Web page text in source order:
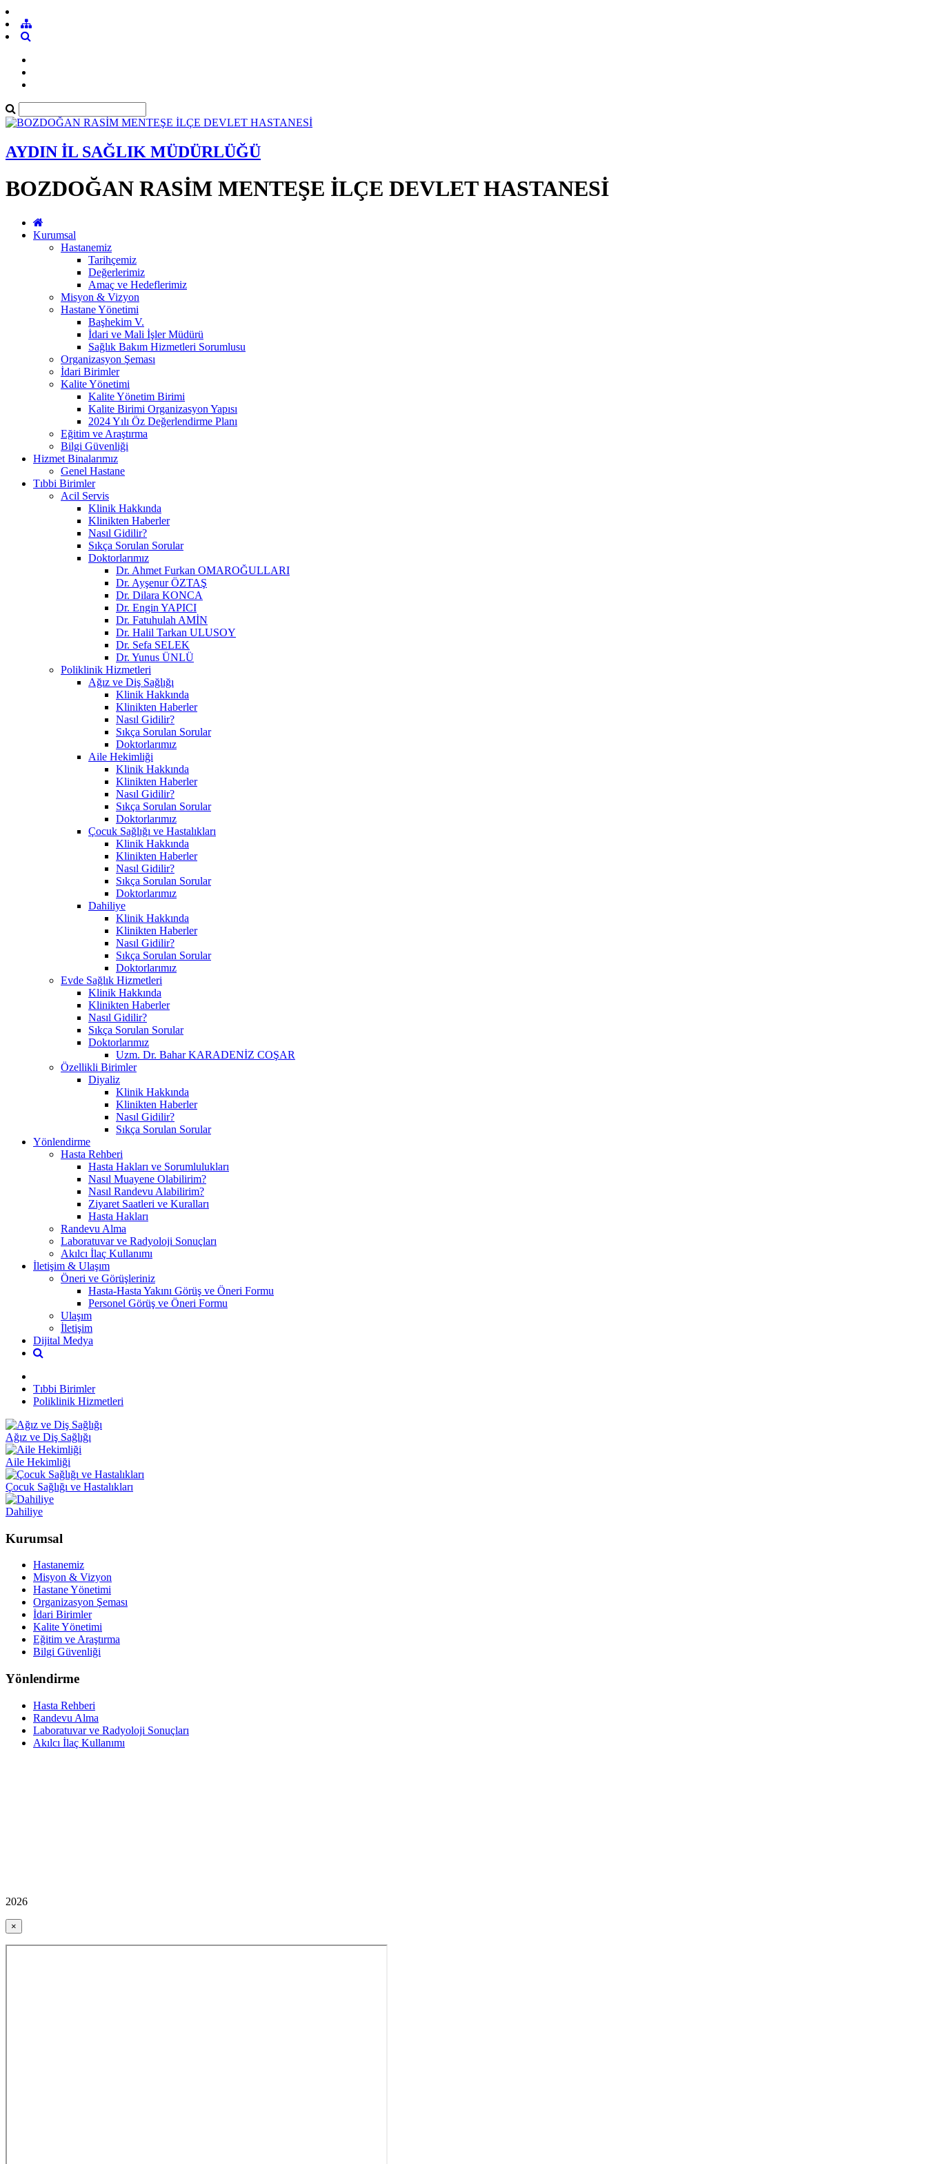
AYDIN İL SAĞLIK MÜDÜRLÜĞÜ
BOZDOĞAN RASİM MENTEŞE İLÇE DEVLET HASTANESİ
Kurumsal
Hastanemiz
Tarihçemiz
Değerlerimiz
Amaç ve Hedeflerimiz
Misyon & Vizyon
Hastane Yönetimi
Başhekim V.
İdari ve Mali İşler Müdürü
Sağlık Bakım Hizmetleri Sorumlusu
Organizasyon Şeması
İdari Birimler
Kalite Yönetimi
Kalite Yönetim Birimi
Kalite Birimi Organizasyon Yapısı
2024 Yılı Öz Değerlendirme Planı
Eğitim ve Araştırma
Bilgi Güvenliği
Hizmet Binalarımız
Genel Hastane
Tıbbi Birimler
Acil Servis
Klinik Hakkında
Klinikten Haberler
Nasıl Gidilir?
Sıkça Sorulan Sorular
Doktorlarımız
Dr. Ahmet Furkan OMAROĞULLARI
Dr. Ayşenur ÖZTAŞ
Dr. Dilara KONCA
Dr. Engin YAPICI
Dr. Fatuhulah AMİN
Dr. Halil Tarkan ULUSOY
Dr. Sefa SELEK
Dr. Yunus ÜNLÜ
Poliklinik Hizmetleri
Ağız ve Diş Sağlığı
Klinik Hakkında
Klinikten Haberler
Nasıl Gidilir?
Sıkça Sorulan Sorular
Doktorlarımız
Aile Hekimliği
Klinik Hakkında
Klinikten Haberler
Nasıl Gidilir?
Sıkça Sorulan Sorular
Doktorlarımız
Çocuk Sağlığı ve Hastalıkları
Klinik Hakkında
Klinikten Haberler
Nasıl Gidilir?
Sıkça Sorulan Sorular
Doktorlarımız
Dahiliye
Klinik Hakkında
Klinikten Haberler
Nasıl Gidilir?
Sıkça Sorulan Sorular
Doktorlarımız
Evde Sağlık Hizmetleri
Klinik Hakkında
Klinikten Haberler
Nasıl Gidilir?
Sıkça Sorulan Sorular
Doktorlarımız
Uzm. Dr. Bahar KARADENİZ COŞAR
Özellikli Birimler
Diyaliz
Klinik Hakkında
Klinikten Haberler
Nasıl Gidilir?
Sıkça Sorulan Sorular
Yönlendirme
Hasta Rehberi
Hasta Hakları ve Sorumlulukları
Nasıl Muayene Olabilirim?
Nasıl Randevu Alabilirim?
Ziyaret Saatleri ve Kuralları
Hasta Hakları
Randevu Alma
Laboratuvar ve Radyoloji Sonuçları
Akılcı İlaç Kullanımı
İletişim & Ulaşım
Öneri ve Görüşleriniz
Hasta-Hasta Yakını Görüş ve Öneri Formu
Personel Görüş ve Öneri Formu
Ulaşım
İletişim
Dijital Medya
Tıbbi Birimler
Poliklinik Hizmetleri
Ağız ve Diş Sağlığı
Aile Hekimliği
Çocuk Sağlığı ve Hastalıkları
Dahiliye
Kurumsal
Hastanemiz
Misyon & Vizyon
Hastane Yönetimi
Organizasyon Şeması
İdari Birimler
Kalite Yönetimi
Eğitim ve Araştırma
Bilgi Güvenliği
Yönlendirme
Hasta Rehberi
Randevu Alma
Laboratuvar ve Radyoloji Sonuçları
Akılcı İlaç Kullanımı
2026
×